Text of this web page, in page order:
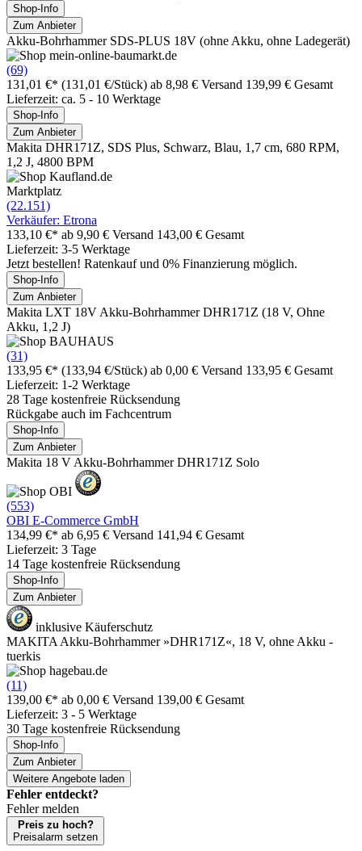
Shop-Info
Zum Anbieter
Akku-Bohrhammer SDS-PLUS 18V (ohne Akku, ohne Ladegerät)
(69)
131,01 €* (131,01 €/Stück) ab 8,98 € Versand 139,99 € Gesamt
Lieferzeit: ca. 5 - 10 Werktage
Shop-Info
Zum Anbieter
Makita DHR171Z, SDS Plus, Schwarz, Blau, 1,7 cm, 680 RPM,
1,2 J, 4800 BPM
Marktplatz
(22.151)
Verkäufer: Etrona
133,10 €* ab 9,90 € Versand 143,00 € Gesamt
Lieferzeit: 3-5 Werktage
Jetzt bestellen! Ratenkauf und 0% Finanzierung möglich.
Shop-Info
Zum Anbieter
Makita LXT 18V Akku-Bohrhammer DHR171Z (18 V, Ohne
Akku, 1,2 J)
(31)
133,95 €* (133,94 €/Stück) ab 0,00 € Versand 133,95 € Gesamt
Lieferzeit: 1-2 Werktage
28 Tage kostenfreie Rücksendung
Rückgabe auch im Fachcentrum
Shop-Info
Zum Anbieter
Makita 18 V Akku-Bohrhammer DHR171Z Solo
(553)
OBI E-Commerce GmbH
134,99 €* ab 6,95 € Versand 141,94 € Gesamt
Lieferzeit: 3 Tage
14 Tage kostenfreie Rücksendung
Shop-Info
Zum Anbieter
inklusive Käuferschutz
MAKITA Akku-Bohrhammer »DHR171Z«, 18 V, ohne Akku -
tuerkis
(11)
139,00 €* ab 0,00 € Versand 139,00 € Gesamt
Lieferzeit: 3 - 5 Werktage
30 Tage kostenfreie Rücksendung
Shop-Info
Zum Anbieter
Weitere Angebote laden
Fehler entdeckt?
Fehler melden
Preis zu hoch?
Preisalarm setzen